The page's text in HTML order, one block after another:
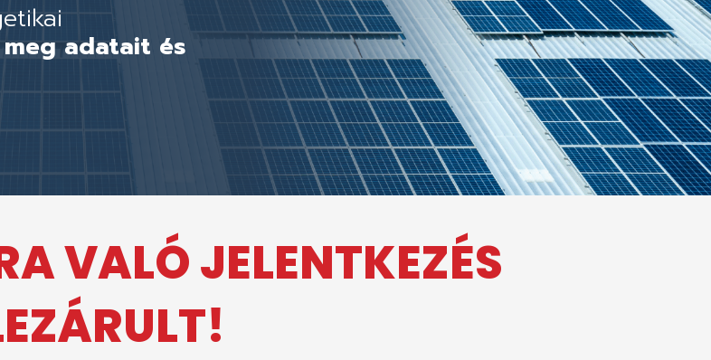
adatait és
VALÓ JELENTKEZÉS